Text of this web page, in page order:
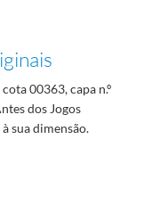
00363, capa n.º
dos Jogos
sua dimensão.